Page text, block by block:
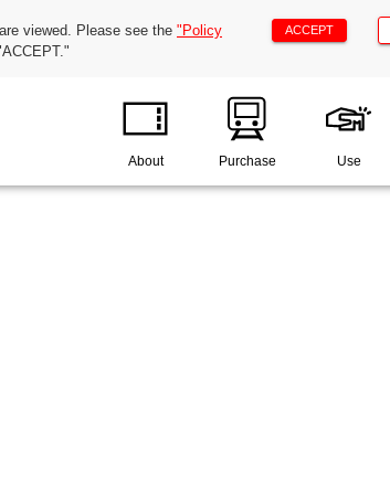
viewed. Please see the "Policy
ACCEPT
About Purchase Use